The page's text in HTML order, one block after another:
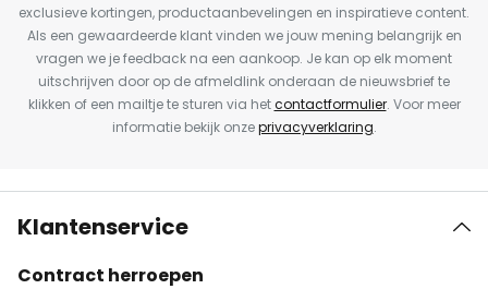
exclusieve kortingen, productaanbevelingen en inspiratieve content.
Als een gewaardeerde klant vinden we jouw mening belangrijk en
vragen we je feedback na een aankoop. Je kan op elk moment
uitschrijven door op de afmeldlink onderaan de nieuwsbrief te
klikken of een mailtje te sturen via hetcontactformulier. Voor meer
informatie bekijk onzeprivacyverklaring.
Klantenservice
Contract herroepen